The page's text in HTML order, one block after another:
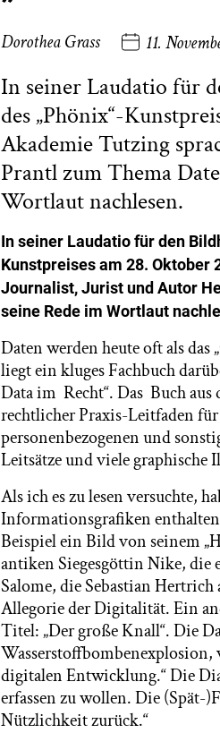
Dorothea Grass 11.
In seiner Laudatio für
des „Phönix“-
Akademie Tutzing
Prantl zum Thema
Wortlaut nachlesen.
In seiner Laudatio für den
Kunstpreises am 28. Oktober
Journalist, Jurist und Autor
seine Rede im Wortlaut
Daten werden heute oft als das
liegt ein kluges Fachbuch
Data im Recht“. Das Buch
rechtlicher Praxis-Leitfaden
personenbezogenen und
Leitsätze und viele graphische
Als ich es zu lesen versuchte,
Informationsgrafiken
Beispiel ein Bild von seinem
antiken Siegesgöttin Nike, die
Salome, die Sebastian
Allegorie der Digitalität. Ein
Titel: „Der große Knall“. Die
Wasserstoffbombenexplosion,
digitalen Entwicklung.“ Die
erfassen zu wollen. Die (Spät-
Nützlichkeit zurück.“